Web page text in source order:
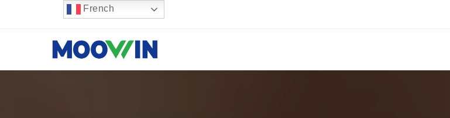
French